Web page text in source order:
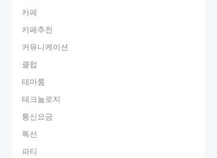
카페
카페추천
커뮤니케이션
클럽
테마룸
테크놀로지
통신요금
특선
파티